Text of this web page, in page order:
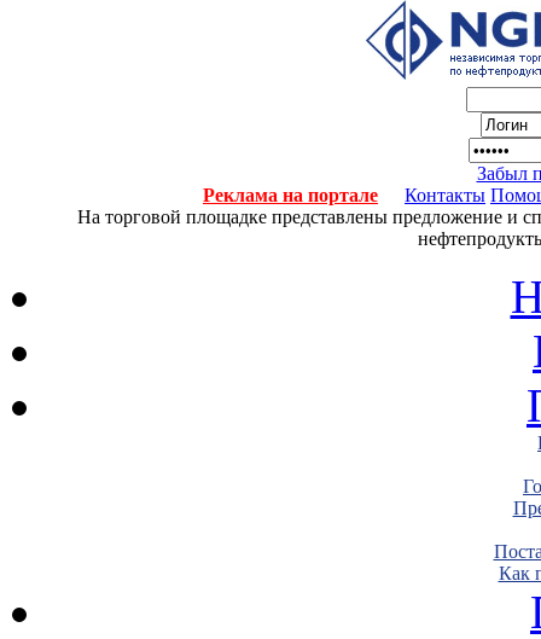
Забыл
Реклама на портале
Контакты
На торговой площадке представлены предложение и
Как